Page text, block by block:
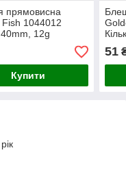
прямовисна
1044012
40mm, 12g
Купити
51